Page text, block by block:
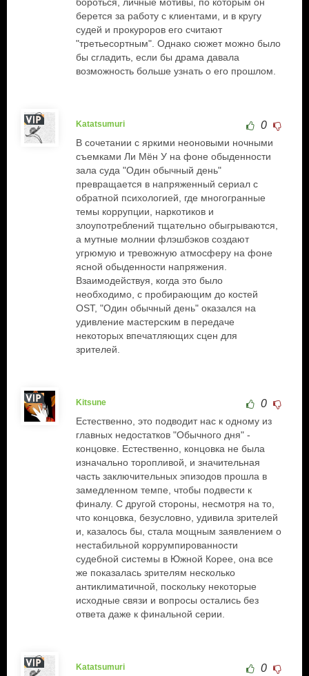
берется за работу с клиентами, и в кругу
судей и прокуроров его считают
"третьесортным". Однако сюжет можно было
бы сгладить, если бы драма давала
возможность больше узнать о его прошлом.
Katatsumuri 0
В сочетании с яркими неоновыми ночными
съемками Ли Мён У на фоне обыденности
зала суда "Один обычный день"
превращается в напряженный сериал с
обратной психологией, где многогранные
темы коррупции, наркотиков и
злоупотреблений тщательно обыгрываются,
а мутные молнии флэшбэков создают
угрюмую и тревожную атмосферу на фоне
ясной обыденности напряжения.
Взаимодействуя, когда это было
необходимо, с пробирающим до костей
OST, "Один обычный день" оказался на
удивление мастерским в передаче
некоторых впечатляющих сцен для
зрителей.
Kitsune 0
Естественно, это подводит нас к одному из
главных недостатков "Обычного дня" -
концовке. Естественно, концовка не была
изначально торопливой, и значительная
часть заключительных эпизодов прошла в
замедленном темпе, чтобы подвести к
финалу. С другой стороны, несмотря на то,
что концовка, безусловно, удивила зрителей
и, казалось бы, стала мощным заявлением о
нестабильной коррумпированности
судебной системы в Южной Корее, она все
же показалась зрителям несколько
антиклиматичной, поскольку некоторые
исходные связи и вопросы остались без
ответа даже к финальной серии.
Katatsumuri 0